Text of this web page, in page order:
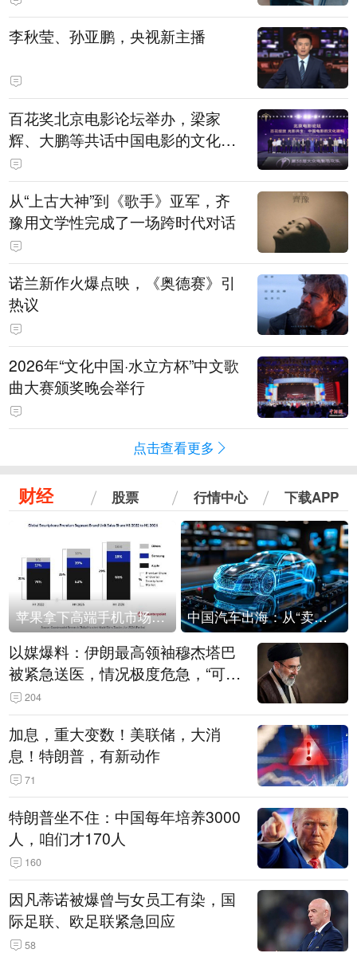
白，主演均为广州本土演员
李秋莹、孙亚鹏，央视新主播
百花奖北京电影论坛举办，梁家
辉、大鹏等共话中国电影的文化建
构
从“上古大神”到《歌手》亚军，齐
豫用文学性完成了一场跨时代对话
诺兰新作火爆点映，《奥德赛》引
热议
2026年“文化中国·水立方杯”中文歌
曲大赛颁奖晚会举行
点击查看更多
财经 股票 行情中心 下载APP
苹果拿下高端手机市场65%的份额：iPhone 17系列功不可没 中国汽车出海：从“卖出去”到“走进去”
以媒爆料：伊朗最高领袖穆杰塔巴
被紧急送医，情况极度危急，“可能
随时会死去”
204
加息，重大变数！美联储，大消
息！特朗普，有新动作
71
特朗普坐不住：中国每年培养3000
人，咱们才170人
160
因凡蒂诺被爆曾与女员工有染，国
际足联、欧足联紧急回应
58